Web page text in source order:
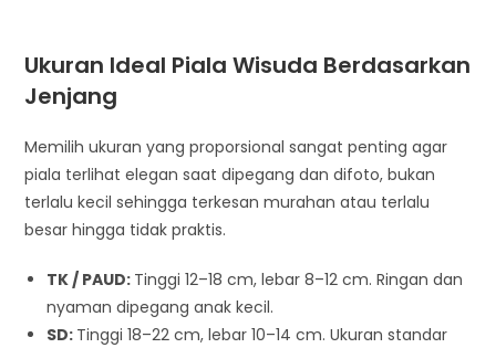
Ukuran Ideal Piala Wisuda Berdasarkan
Jenjang
Memilih ukuran yang proporsional sangat penting agar
piala terlihat elegan saat dipegang dan difoto, bukan
terlalu kecil sehingga terkesan murahan atau terlalu
besar hingga tidak praktis.
TK / PAUD: Tinggi 12–18 cm, lebar 8–12 cm. Ringan dan
nyaman dipegang anak kecil.
SD: Tinggi 18–22 cm, lebar 10–14 cm. Ukuran standar